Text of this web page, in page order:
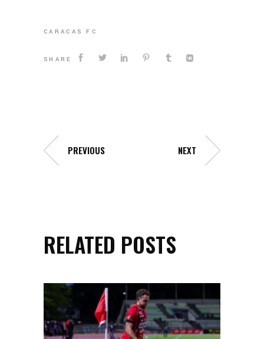
CARACAS FC
SHARE
PREVIOUS NEXT
RELATED POSTS